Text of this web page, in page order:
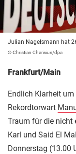
Julian Nagelsmann hat
© Christian Charisius/dpa
Frankfurt/Main
Endlich Klarheit
Rekordtorwart
Traum für die nicht
Karl und Said El
Donnerstag (13.00